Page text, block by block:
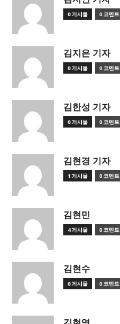
0 게시물 0 코멘트
김지은 기자
0 게시물 0 코멘트
김한성 기자
0 게시물 0 코멘트
김현경 기자
1 게시물 0 코멘트
김현민
4 게시물 0 코멘트
김현수
0 게시물 0 코멘트